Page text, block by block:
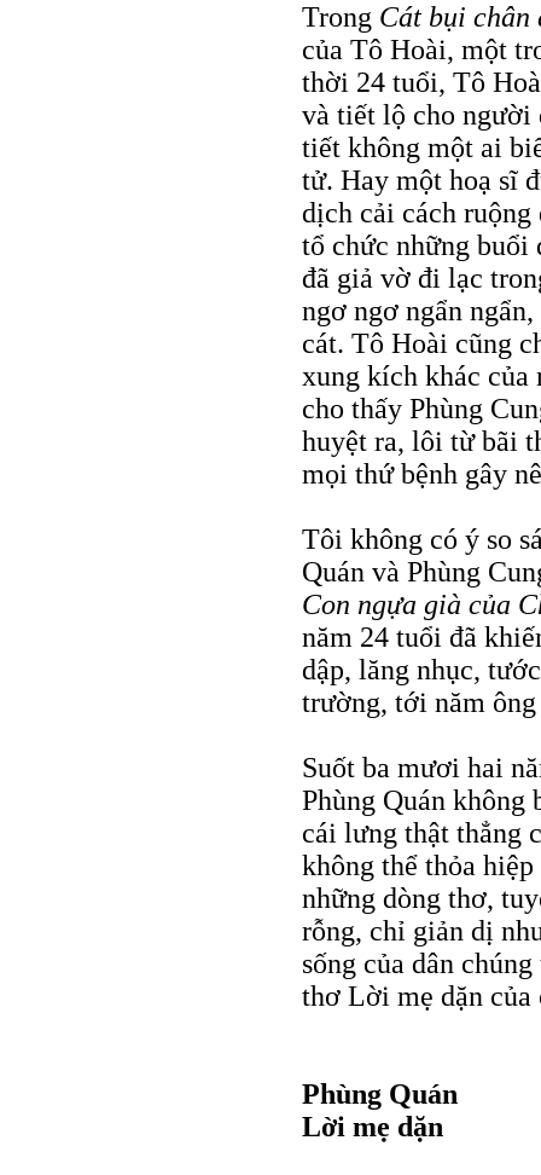
Trong Cát bụi chân
của Tô Hoài, một
thời 24 tuổi, Tô
và tiết lộ cho người
tiết không một ai
tử. Hay một hoạ sĩ
dịch cải cách
tổ chức những buổi
đã giả vờ đi lạc
ngơ ngơ ngẩn
cát. Tô Hoài cũng
xung kích khác của
cho thấy Phùng
huyệt ra, lôi từ bãi
mọi thứ bệnh gây
Tôi không có ý so
Quán và Phùng
Con ngựa già của
năm 24 tuổi đã
dập, lăng nhục,
trường, tới năm
Suốt ba mươi hai
Phùng Quán không
cái lưng thật thẳng
không thể thỏa
những dòng thơ,
rỗng, chỉ giản dị
sống của dân
thơ Lời mẹ dặn của
Phùng Quán
Lời mẹ dặn